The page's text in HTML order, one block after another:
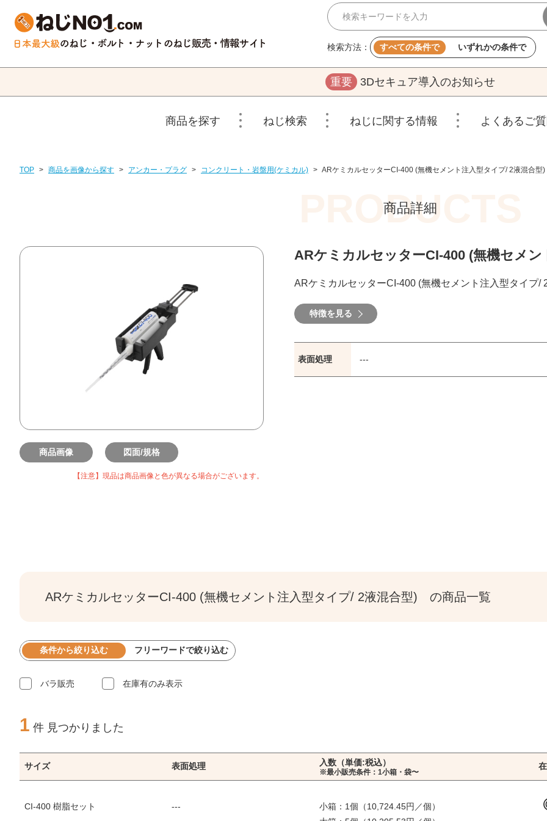
検索方法： すべての条件で いずれかの条件で
重要 3Dセキュア導入のお知らせ
商品を探す ねじ検索 ねじに関する情報 よくあるご
TOP > 商品を画像から探す > アンカー・プラグ > コンクリート・岩盤用(ケミカル) > ARケミカルセッターCI-400 (無機セメント注入型タイプ/ 2液混合型)
商品詳細
商品画像 図面/規格
【注意】現品は商品画像と色が異なる場合がございます。
ARケミカルセッターCI-400 (無機セメ
ARケミカルセッターCI-400 (無機セメント注入型タイプ/
特徴を見る
表面処理 ---
ARケミカルセッターCI-400 (無機セメント注入型タイプ/ 2液混合型) の商品一覧
条件から絞り込む フリーワードで絞り込む
バラ販売 在庫有のみ表示
1 件 見つかりました
サイズ 表面処理 入数（単価:税込）
※最小販売条件：1小箱・袋〜
CI-400 樹脂セット ---
小箱：1個（10,724.45円／個）